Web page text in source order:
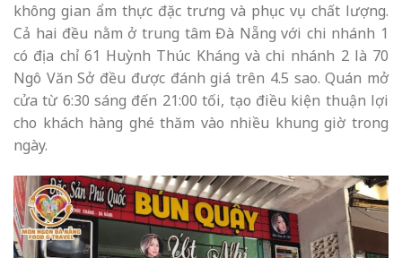
không gian ẩm thực đặc trưng và phục vụ chất lượng.
Cả hai đều nằm ở trung tâm Đà Nẵng với chi nhánh 1
có địa chỉ 61 Huỳnh Thúc Kháng và chi nhánh 2 là 70
Ngô Văn Sở đều được đánh giá trên 4.5 sao. Quán mở
cửa từ 6:30 sáng đến 21:00 tối, tạo điều kiện thuận lợi
cho khách hàng ghé thăm vào nhiều khung giờ trong
ngày.